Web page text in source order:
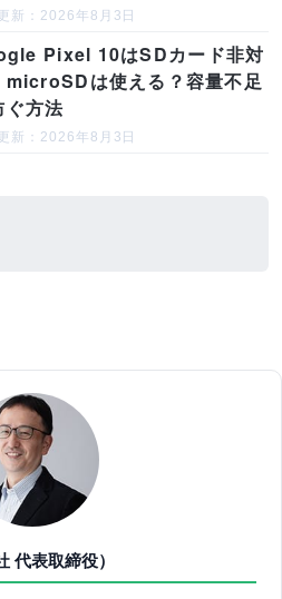
新：2026年8月3日
Pixel 10はSDカード非対
microSDは使える？容量不足
ぐ方法
新：2026年8月3日
代表取締役）